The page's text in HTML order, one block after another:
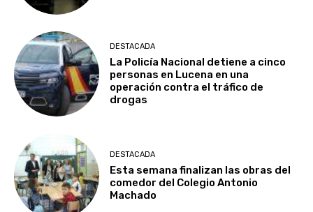
DESTACADA
La Policía Nacional detiene a cinco
personas en Lucena en una
operación contra el tráfico de
drogas
DESTACADA
Esta semana finalizan las obras del
comedor del Colegio Antonio
Machado